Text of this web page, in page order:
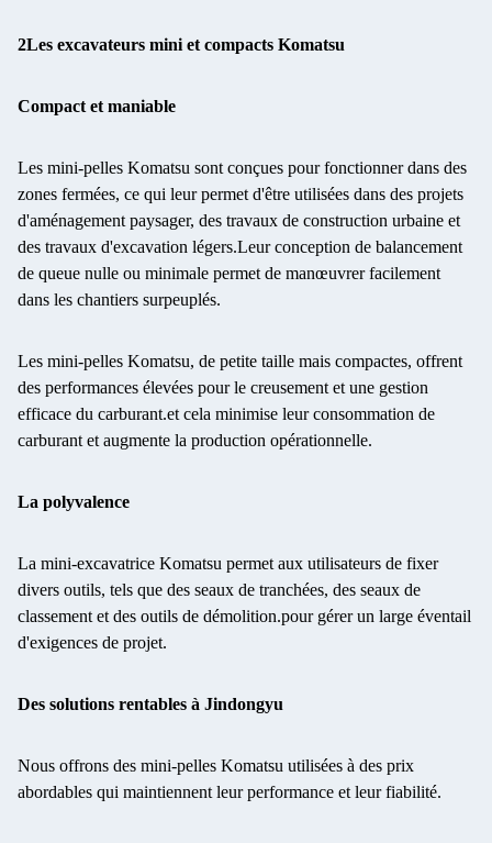
2Les excavateurs mini et compacts Komatsu
Compact et maniable
Les mini-pelles Komatsu sont conçues pour fonctionner dans des
zones fermées, ce qui leur permet d'être utilisées dans des projets
d'aménagement paysager, des travaux de construction urbaine et
des travaux d'excavation légers.Leur conception de balancement
de queue nulle ou minimale permet de manœuvrer facilement
dans les chantiers surpeuplés.
Les mini-pelles Komatsu, de petite taille mais compactes, offrent
des performances élevées pour le creusement et une gestion
efficace du carburant.et cela minimise leur consommation de
carburant et augmente la production opérationnelle.
La polyvalence
La mini-excavatrice Komatsu permet aux utilisateurs de fixer
divers outils, tels que des seaux de tranchées, des seaux de
classement et des outils de démolition.pour gérer un large éventail
d'exigences de projet.
Des solutions rentables à Jindongyu
Nous offrons des mini-pelles Komatsu utilisées à des prix
abordables qui maintiennent leur performance et leur fiabilité.